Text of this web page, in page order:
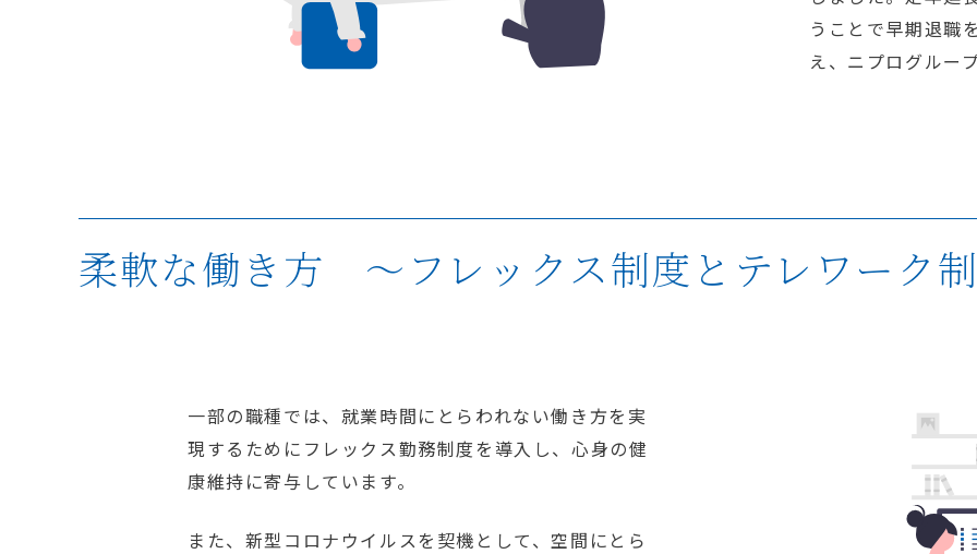
うことで早期退職
え、ニプログルー
柔軟な働き方 ～フレックス制度とテレワーク
一部の職種では、就業時間にとらわれない働き方を実
現するためにフレックス勤務制度を導入し、心身の健
康維持に寄与しています。
また、新型コロナウイルスを契機として、空間にとら